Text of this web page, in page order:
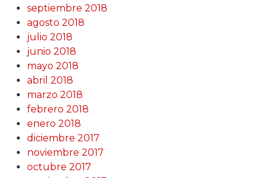
septiembre 2018
agosto 2018
julio 2018
junio 2018
mayo 2018
abril 2018
marzo 2018
febrero 2018
enero 2018
diciembre 2017
noviembre 2017
octubre 2017